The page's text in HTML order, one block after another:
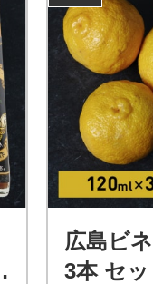
広島ビ
3本 セ